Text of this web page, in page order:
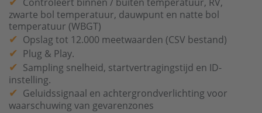
Controleert binnen / buiten temperatuur, RV,
zwarte bol temperatuur, dauwpunt en natte bol
temperatuur (WBGT)
Opslag tot 12.000 meetwaarden (CSV bestand)
Plug & Play.
Sampling snelheid, startvertragingstijd en ID-
instelling.
Geluidssignaal en achtergrondverlichting voor
waarschuwing van gevarenzones